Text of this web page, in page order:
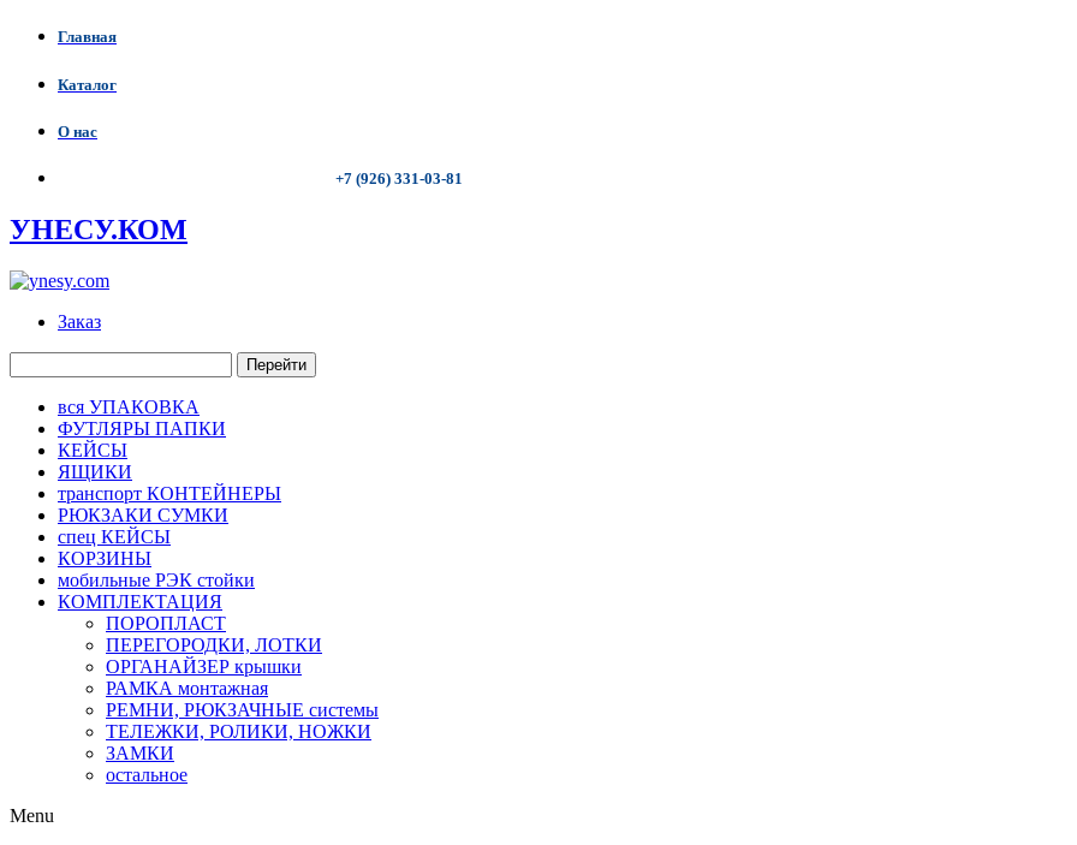
Главная
Каталог
О нас
+7 (926) 331-03-81
УНЕСУ.КОМ
Заказ
Перейти
вся УПАКОВКА
ФУТЛЯРЫ ПАПКИ
КЕЙСЫ
ЯЩИКИ
транспорт КОНТЕЙНЕРЫ
РЮКЗАКИ СУМКИ
спец КЕЙСЫ
КОРЗИНЫ
мобильные РЭК стойки
КОМПЛЕКТАЦИЯ
ПОРОПЛАСТ
ПЕРЕГОРОДКИ, ЛОТКИ
ОРГАНАЙЗЕР крышки
РАМКА монтажная
РЕМНИ, РЮКЗАЧНЫЕ системы
ТЕЛЕЖКИ, РОЛИКИ, НОЖКИ
ЗАМКИ
остальное
Menu